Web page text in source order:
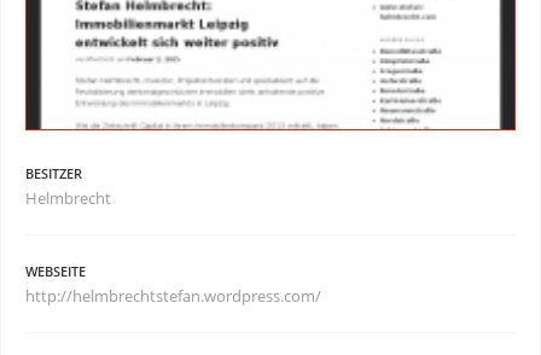
BESITZER
Helmbrecht
WEBSEITE
http://helmbrechtstefan.wordpress.com/